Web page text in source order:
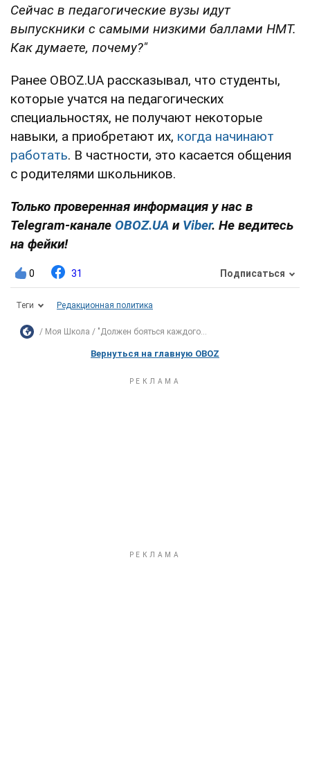
Сейчас в педагогические вузы идут
выпускники с самыми низкими баллами НМТ.
Как думаете, почему?"
Ранее OBOZ.UA рассказывал, что студенты,
которые учатся на педагогических
специальностях, не получают некоторые
навыки, а приобретают их, когда начинают
работать. В частности, это касается общения
с родителями школьников.
Только проверенная информация у нас в
Telegram-канале OBOZ.UA и Viber. Не ведитесь
на фейки!
0 31 Подписаться
Теги Редакционная политика
Моя Школа "Должен бояться каждого...
Вернуться на главную OBOZ